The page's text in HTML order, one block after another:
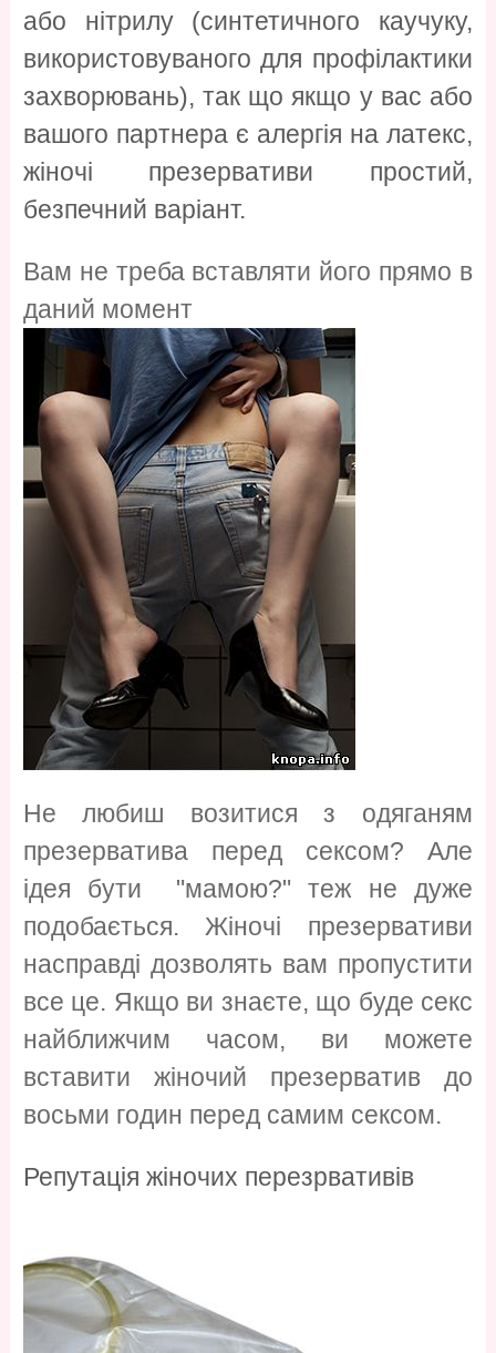
або нітрилу (синтетичного каучуку,
використовуваного для профілактики
захворювань), так що якщо у вас або
вашого партнера є алергія на латекс,
жіночі презервативи простий,
безпечний варіант.
Вам не треба вставляти його прямо в
даний момент
Не любиш возитися з одяганям
презерватива перед сексом? Але
ідея бути "мамою?" теж не дуже
подобається. Жіночі презервативи
насправді дозволять вам пропустити
все це. Якщо ви знаєте, що буде секс
найближчим часом, ви можете
вставити жіночий презерватив до
восьми годин перед самим сексом.
Репутація жіночих перезрвативів